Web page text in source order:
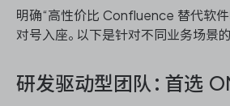
明确“高性价比 Confluence 替代软件
对号入座。以下是针对不同业务场景的
研发驱动型团队：首选